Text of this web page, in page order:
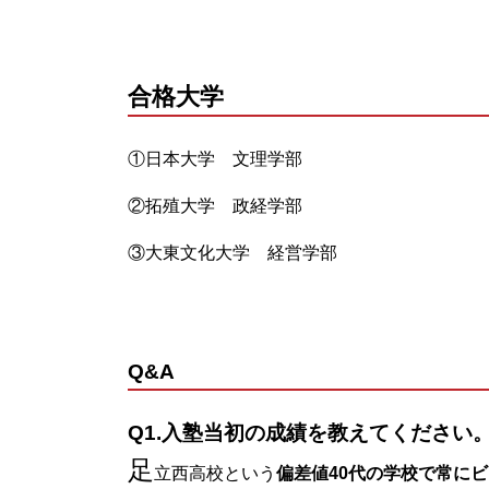
合格大学
①日本大学 文理学部
②拓殖大学 政経学部
③大東文化大学 経営学部
Q&A
Q1.入塾当初の成績を教えてください。
足 立西高校という 偏差値40代の学校で常にビ